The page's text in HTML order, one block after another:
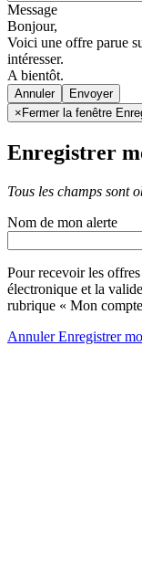
Message
Bonjour,
Voici une offre parue
intéresser.
A bientôt.
Annuler
× Fermer la fenêtre
Enregistrer
Tous les champs sont
Nom de mon alerte
Pour recevoir les
électronique et la
rubrique « Mon
AnnulerEnregistrer